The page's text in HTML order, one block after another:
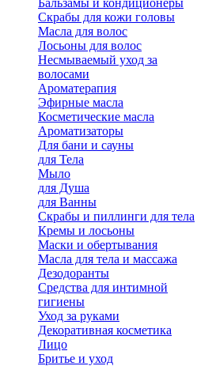
Бальзамы и кондиционеры
Скрабы для кожи головы
Масла для волос
Лосьоны для волос
Несмываемый уход за
волосами
Ароматерапия
Эфирные масла
Косметические масла
Ароматизаторы
Для бани и сауны
для Тела
Мыло
для Душа
для Ванны
Скрабы и пиллинги для тела
Кремы и лосьоны
Маски и обертывания
Масла для тела и массажа
Дезодоранты
Средства для интимной
гигиены
Уход за руками
Декоративная косметика
Лицо
Бритье и уход